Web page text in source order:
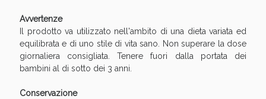
Avvertenze
Il prodotto va utilizzato nell'ambito di una dieta variata ed
equilibrata e di uno stile di vita sano. Non superare la dose
giornaliera consigliata. Tenere fuori dalla portata dei
bambini al di sotto dei 3 anni.
Conservazione
Benessere Intestinale: Sconto fino al 55% valido